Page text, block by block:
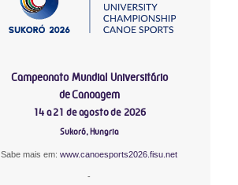
Campeonato Mundial Universitário
de Canoagem
14 a 21 de agosto de 2026
Sukoró, Hungria
Sabe mais em:www.canoesports2026.fisu.net
-